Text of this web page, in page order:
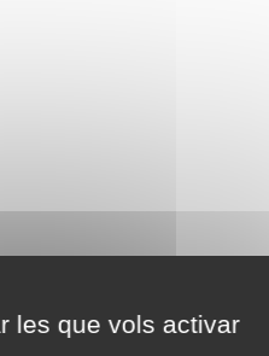
les que vols activar